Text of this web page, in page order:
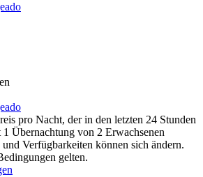
pro Nacht, der in den letzten 24 Stunden
Übernachtung von 2 Erwachsenen
Verfügbarkeiten können sich ändern.
gelten.